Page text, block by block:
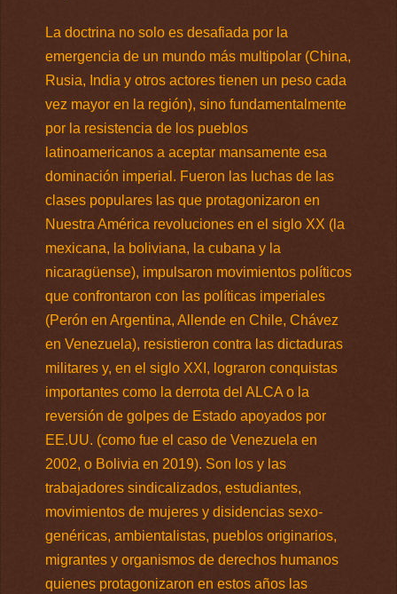
La doctrina no solo es desafiada por la
emergencia de un mundo más multipolar (China,
Rusia, India y otros actores tienen un peso cada
vez mayor en la región), sino fundamentalmente
por la resistencia de los pueblos
latinoamericanos a aceptar mansamente esa
dominación imperial. Fueron las luchas de las
clases populares las que protagonizaron en
Nuestra América revoluciones en el siglo XX (la
mexicana, la boliviana, la cubana y la
nicaragüense), impulsaron movimientos políticos
que confrontaron con las políticas imperiales
(Perón en Argentina, Allende en Chile, Chávez
en Venezuela), resistieron contra las dictaduras
militares y, en el siglo XXI, lograron conquistas
importantes como la derrota del ALCA o la
reversión de golpes de Estado apoyados por
EE.UU. (como fue el caso de Venezuela en
2002, o Bolivia en 2019). Son los y las
trabajadores sindicalizados, estudiantes,
movimientos de mujeres y disidencias sexo-
genéricas, ambientalistas, pueblos originarios,
migrantes y organismos de derechos humanos
quienes protagonizaron en estos años las